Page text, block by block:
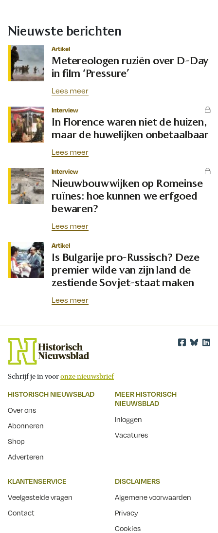
Nieuwste berichten
Artikel
Metereologen ruziën over D-Day
in film ‘Pressure’
Lees meer
Interview
In Florence waren niet de huizen,
maar de huwelijken onbetaalbaar
Lees meer
Interview
Nieuwbouwwijken op Romeinse
ruïnes: hoe kunnen we erfgoed
bewaren?
Lees meer
Artikel
Is Bulgarije pro-Russisch? Deze
premier wilde van zijn land de
zestiende Sovjet-staat maken
Lees meer
Schrijf je in vooronze nieuwsbrief
HISTORISCH NIEUWSBLAD
Over ons
Abonneren
Shop
Adverteren
MEER HISTORISCH
NIEUWSBLAD
Inloggen
Vacatures
KLANTENSERVICE
Veelgestelde vragen
Contact
DISCLAIMERS
Algemene voorwaarden
Privacy
Cookies